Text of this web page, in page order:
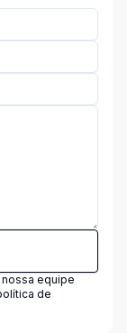
equipe
de